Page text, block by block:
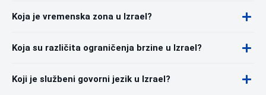
Koja je vremenska zona u Izrael?
Koja su različita ograničenja brzine u Izrael?
Koji je službeni govorni jezik u Izrael?